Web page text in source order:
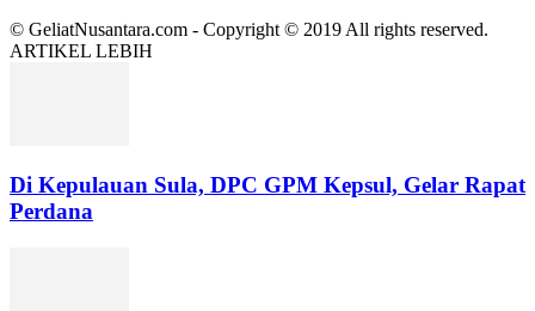
© GeliatNusantara.com - Copyright © 2019 All rights reserved.
ARTIKEL LEBIH
Di Kepulauan Sula, DPC GPM Kepsul, Gelar Rapat
Perdana